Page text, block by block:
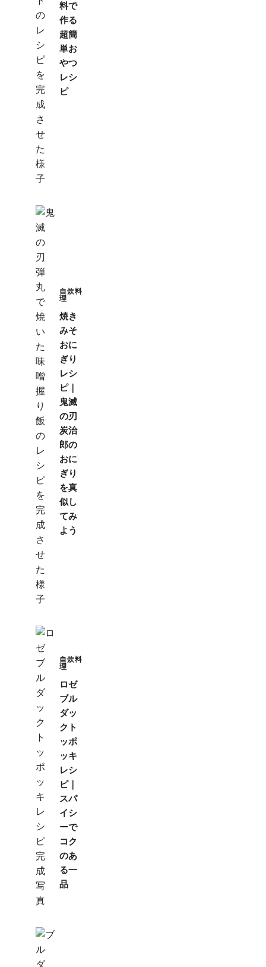
料で
作る
超簡
単お
やつ
レシ
ピ
自炊料
理
焼き
みそ
おに
ぎり
レシ
ピ｜
鬼滅
の刃
炭治
郎の
おに
ぎり
を真
似し
てみ
よう
自炊料
理
ロゼ
ブル
ダッ
クト
ッポ
ッキ
レシ
ピ｜
スパ
イシ
ーで
コク
のあ
る一
品